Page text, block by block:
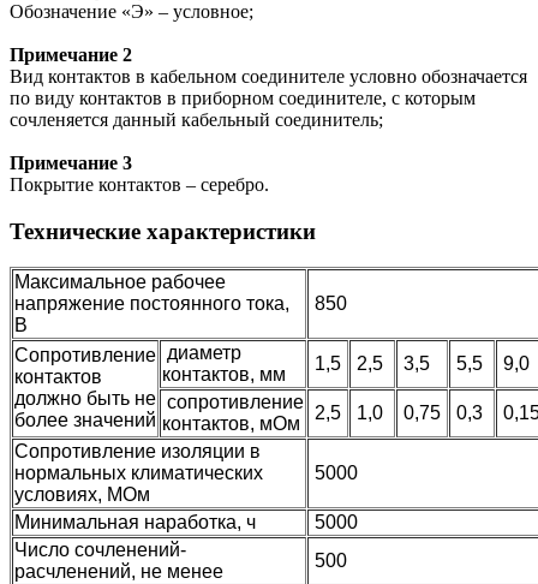
Обозначение «Э» – условное;
Примечание 2
Вид контактов в кабельном соединителе условно обозначается
по виду контактов в приборном соединителе, с которым
сочленяется данный кабельный соединитель;
Примечание 3
Покрытие контактов – серебро.
Технические характеристики
Максимальное рабочее
напряжение постоянного тока,
В
850
Сопротивление
контактов
должно быть не
более значений
диаметр
контактов, мм
1,5 2,5 3,5 5,5
9,0
сопротивление
контактов, мОм
2,5 1,0 0,75 0,3
Сопротивление изоляции в
нормальных климатических
условиях, МОм
5000
Минимальная наработка, ч
5000
Число сочленений-
расчленений, не менее
500